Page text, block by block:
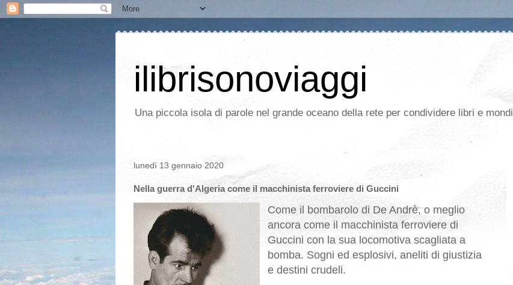
ilibrisonoviaggi
Una piccola isola di parole nel grande oceano della rete per condividere libri e mondi
lunedì 13 gennaio 2020
Nella guerra d'Algeria come il macchinista ferroviere di Guccini
Come il bombarolo di De Andrè, o meglio
ancora come il macchinista ferroviere di
Guccini con la sua locomotiva scagliata a
bomba. Sogni ed esplosivi, aneliti di giustizia
e destini crudeli.